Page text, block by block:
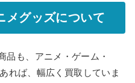
メグッズについて
品も、アニメ・ゲーム・
れば、幅広く買取していま